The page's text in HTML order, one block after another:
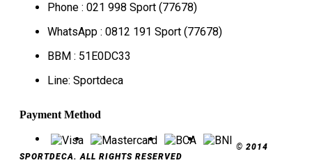
Phone : 021 998 Sport (77678)
WhatsApp : 0812 191 Sport (77678)
BBM : 51E0DC33
Line: Sportdeca
Payment Method
© 2014
SPORTDECA. ALL RIGHTS RESERVED